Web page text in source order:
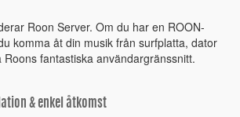
Roon Server. Om du har en ROON-
komma åt din musik från surfplatta, dator
fantastiska användargränssnitt.
& enkel åtkomst